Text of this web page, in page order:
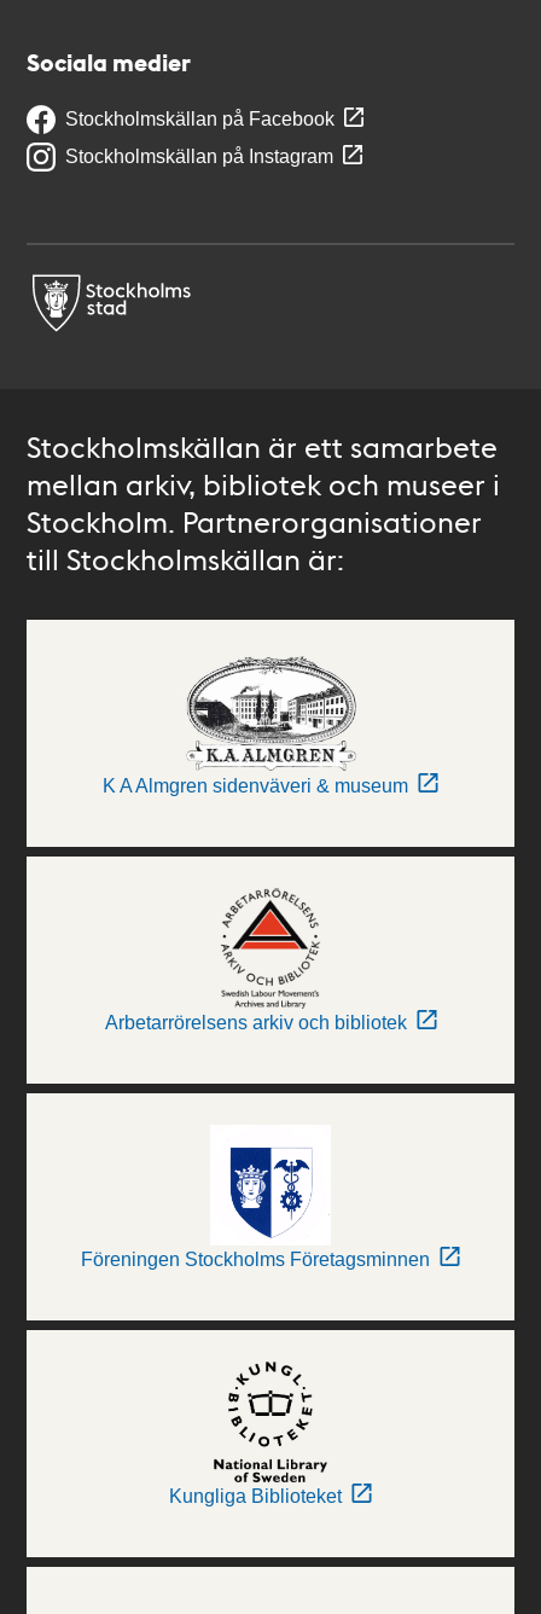
Sociala medier
Stockholmskällan på Facebook
Stockholmskällan på Instagram
Stockholmskällan är ett samarbete
mellan arkiv, bibliotek och museer i
Stockholm. Partnerorganisationer
till Stockholmskällan är:
K A Almgren sidenväveri & museum
Arbetarrörelsens arkiv och bibliotek
Föreningen Stockholms Företagsminnen
Kungliga Biblioteket